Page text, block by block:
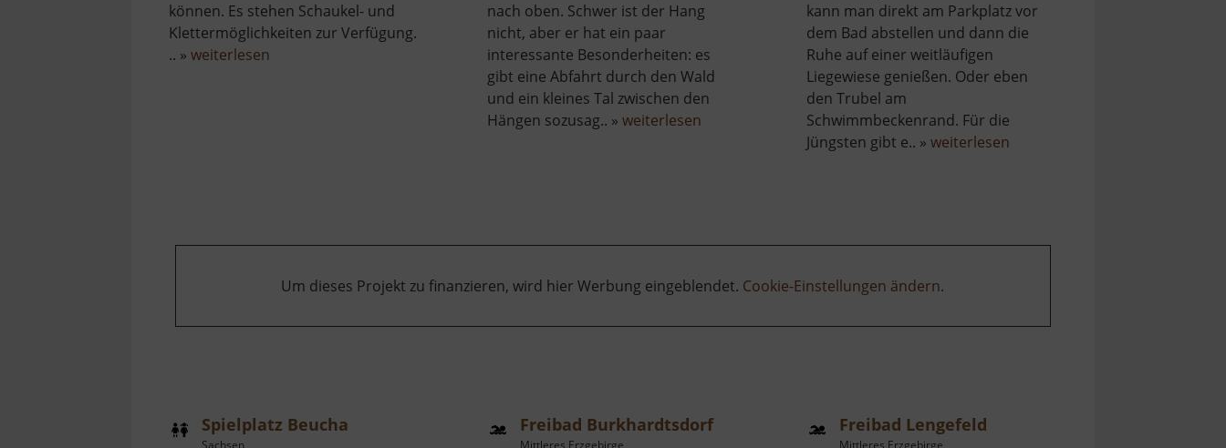
können. Es stehen Schaukel- und
Klettermöglichkeiten zur Verfügung.
.. » weiterlesen
nach oben. Schwer ist der Hang
nicht, aber er hat ein paar
interessante Besonderheiten: es
gibt eine Abfahrt durch den Wald
und ein kleines Tal zwischen den
Hängen sozusag.. »weiterlesen
kann man direkt am Parkplatz vor
dem Bad abstellen und dann die
Ruhe auf einer weitläufigen
Liegewiese genießen. Oder eben
den Trubel am
Schwimmbeckenrand. Für die
Jüngsten gibt e.. » weiterlesenüber
Um dieses Projekt zu finanzieren, wird hier Werbung eingeblendet. Cookie-Einstellungen ändern.
Spielplatz Beucha
Sachsen
Freibad Burkhardtsdorf
Mittleres Erzgebirge
Freibad Lengefeld
Mittleres Erzgebirge